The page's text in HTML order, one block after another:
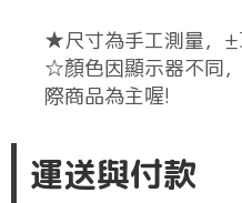
★尺寸為手工測量，
☆顏色因顯示器不同
際商品為主喔!
運送與付款